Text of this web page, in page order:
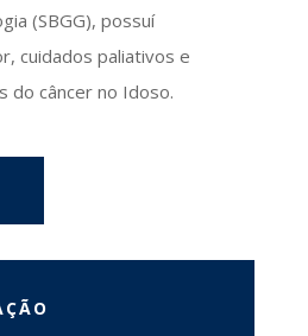
(SBGG), possuí
cuidados paliativos e
do câncer no Idoso.